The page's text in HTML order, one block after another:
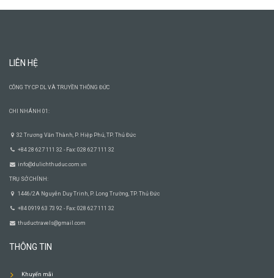
LIÊN HỆ
CÔNG TY CP DL VÀ TRUYỀN THÔNG ĐỨC
CHI NHÁNH 01:
32 Trương Văn Thành, P. Hiệp Phú, TP. Thủ Đức
+84 28 627 111 32 - Fax: 028 627 111 32
info@dulichthuduc.com.vn
TRỤ SỞ CHÍNH:
1446/2A Nguyễn Duy Trinh, P. Long Trường, TP. Thủ Đức
+84 0919 63 73 92 - Fax: 028 627 111 32
thuductravels@gmail.com
THÔNG TIN
Khuyến mãi